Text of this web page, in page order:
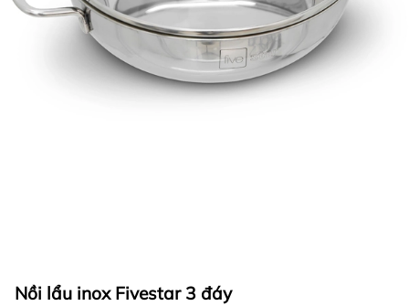
Nồi lẩu inox Fivestar 3 đáy